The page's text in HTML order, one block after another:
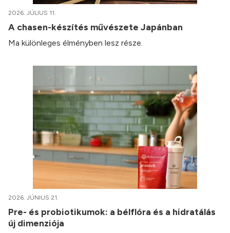
2026. JÚLIUS 11.
A chasen-készítés művészete Japánban
Ma különleges élményben lesz része.
2026. JÚNIUS 21.
Pre- és probiotikumok: a bélflóra és a hidratálás
új dimenziója